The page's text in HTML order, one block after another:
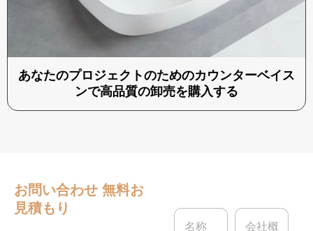
あなたのプロジェクトのためのカウンターベイス
ンで高品質の卸売を購入する
お問い合わせ 無料お
見積もり
名
会